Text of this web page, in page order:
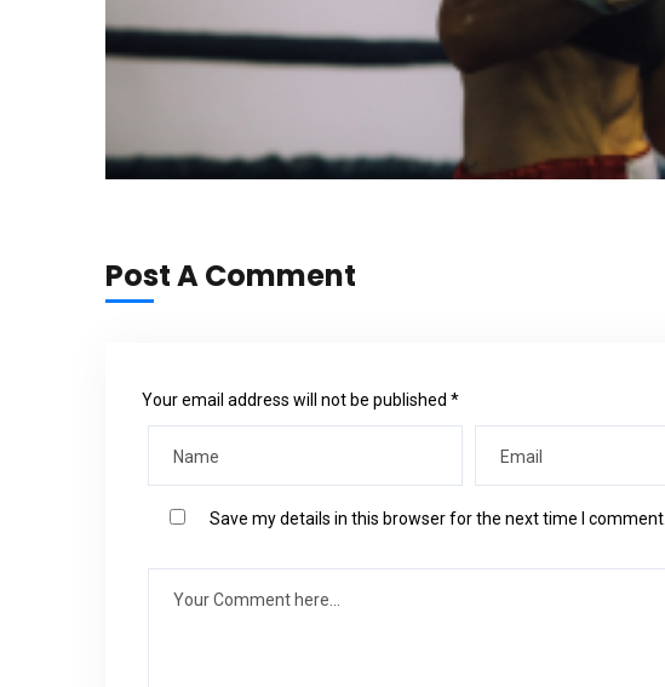
Post A Comment
Your email address will not be published *
Save my details in this browser for the next time I comment.